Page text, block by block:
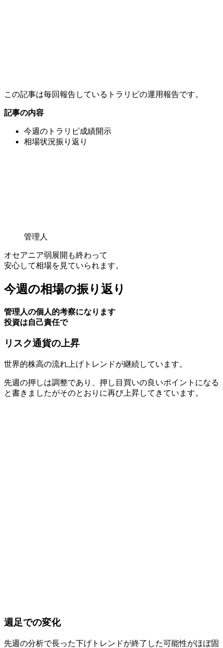
この記事は毎回報告しているトラリピの運用報告です。
記事の内容
今週のトラリピ成績開示
相場状況振り返り
管理人
オセアニア弱展開も終わって
安心して相場を見ていられます。
今週の相場の振り返り
管理人の個人的考察になります
投資は自己責任で
リスク通貨の上昇
世界的株高の流れ上げトレンドが継続しています。
先週の押しは調整であり、押し目買いの良いポイントになる
と書きましたがそのとおりに再び上昇してきています。
週足での変化
先週の分析で長った下げトレンドが終了した可能性がほぼ固